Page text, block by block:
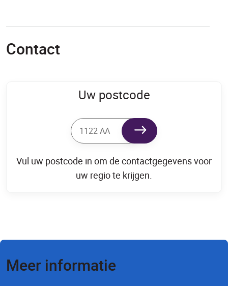
Contact
Uw postcode
Vul uw postcode in om de contactgegevens voor
uw regio te krijgen.
Meer informatie